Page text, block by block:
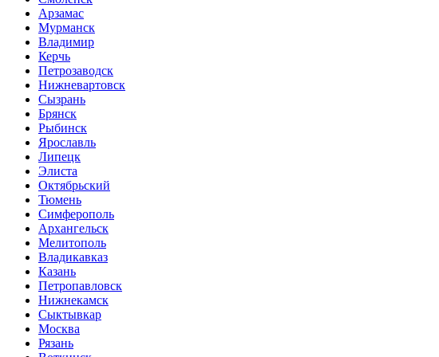
Арзамас
Мурманск
Владимир
Керчь
Петрозаводск
Нижневартовск
Сызрань
Брянск
Рыбинск
Ярославль
Липецк
Элиста
Октябрьский
Тюмень
Симферополь
Архангельск
Мелитополь
Владикавказ
Казань
Петропавловск
Нижнекамск
Сыктывкар
Москва
Рязань